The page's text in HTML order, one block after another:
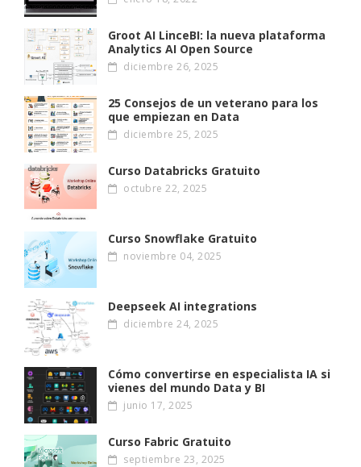
Groot AI LinceBI: la nueva plataforma
Analytics AI Open Source
diciembre 26, 2025
25 Consejos de un veterano para los
que empiezan en Data
diciembre 25, 2025
Curso Databricks Gratuito
octubre 22, 2025
Curso Snowflake Gratuito
noviembre 04, 2025
Deepseek AI integrations
diciembre 24, 2025
Cómo convertirse en especialista IA si
vienes del mundo Data y BI
junio 17, 2025
Curso Fabric Gratuito
septiembre 23, 2025